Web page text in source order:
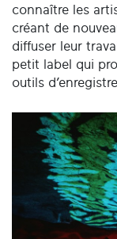
connaître les
créant de
diffuser leur
petit label qui
outils